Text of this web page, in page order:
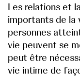
Les relations et
importants de la
personnes
vie peuvent se
peut être
vie intime de